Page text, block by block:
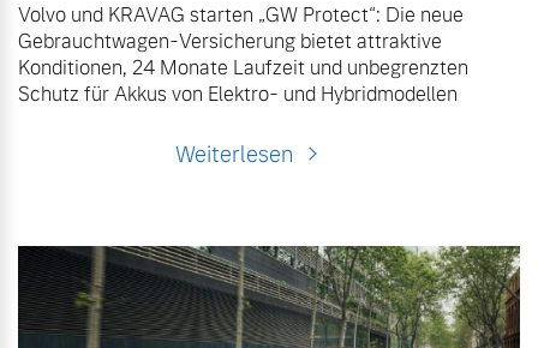
Volvo und KRAVAG starten „GW Protect“: Die neue
Gebrauchtwagen-Versicherung bietet attraktive
Konditionen, 24 Monate Laufzeit und unbegrenzten
Schutz für Akkus von Elektro- und Hybridmodellen
Weiterlesen